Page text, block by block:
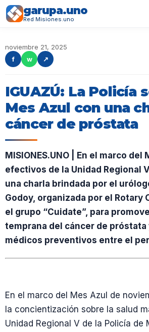
garupa.uno
Red Misiones.uno
noviembre 21, 2025
f
w ↗
IGUAZÚ: La Policía
Mes Azul con una
cáncer de próstata
MISIONES.UNO | En el marco del
efectivos de la Unidad Regional
una charla brindada por el
Godoy, organizada por el Rotary
el grupo “Cuidate”, para
temprana del cáncer de
médicos preventivos entre el
En el marco del Mes Azul de
la concientización sobre la salud
Unidad Regional V de la Policía de